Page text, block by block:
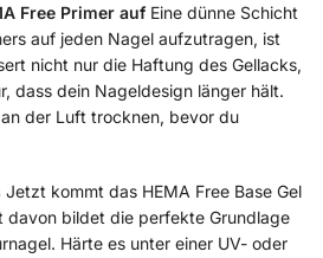
Free Primer aufEine dünne Schicht
auf jeden Nagel aufzutragen, ist
nicht nur die Haftung des Gellacks,
dass dein Nageldesign länger hält.
der Luft trocknen, bevor du
Jetzt kommt das HEMA Free Base Gel
davon bildet die perfekte Grundlage
Härte es unter einer UV- oder